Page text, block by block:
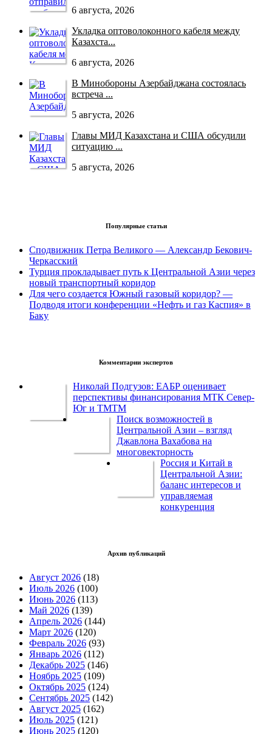
6 августа, 2026
Укладка оптоволоконного кабеля между
Казахста...
6 августа, 2026
В Минобороны Азербайджана состоялась
встреча ...
5 августа, 2026
Главы МИД Казахстана и США обсудили
ситуацию ...
5 августа, 2026
Популярные статьи
Сподвижник Петра Великого — Александр Бекович-
Черкасский
Турция прокладывает путь к Центральной Азии через
новый транспортный коридор
Для чего создается Южный газовый коридор? —
Подводя итоги конференции «Нефть и газ Каспия» в
Баку
Комментарии экспертов
Николай Подгузов: ЕАБР оценивает
перспективы финансирования МТК Север-
Юг и ТМТМ
Поиск возможностей в
Центральной Азии – взгляд
Джавлона Вахабова на
многовекторность
Россия и Китай в
Центральной Азии:
баланс интересов и
управляемая
конкуренция
Архив публикаций
Август 2026 (18)
Июль 2026 (100)
Июнь 2026 (113)
Май 2026 (139)
Апрель 2026 (144)
Март 2026 (120)
Февраль 2026 (93)
Январь 2026 (112)
Декабрь 2025 (146)
Ноябрь 2025 (109)
Октябрь 2025 (124)
Сентябрь 2025 (142)
Август 2025 (162)
Июль 2025 (121)
Июнь 2025 (120)